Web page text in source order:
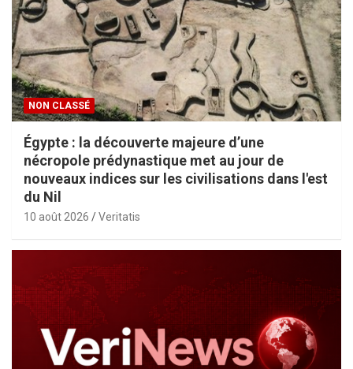
NON CLASSÉ
Égypte : la découverte majeure d’une
nécropole prédynastique met au jour de
nouveaux indices sur les civilisations dans l'est
du Nil
10 août 2026 Veritatis